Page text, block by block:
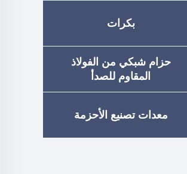
بكرات
حزام شبكي من الفولاذ
المقاوم للصدأ
معدات تصنيع الأحزمة